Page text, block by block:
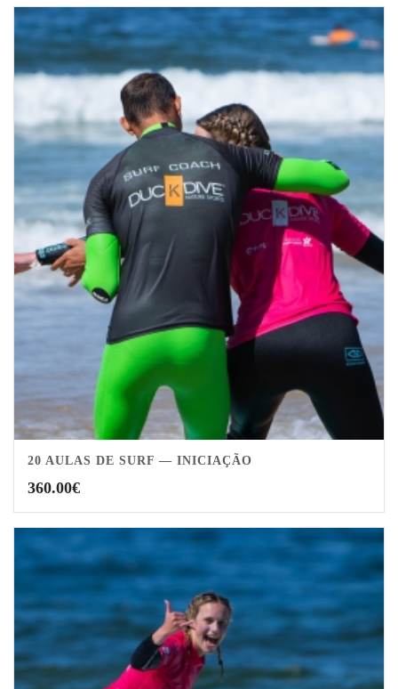
20 AULAS DE SURF — INICIAÇÃO
360.00€